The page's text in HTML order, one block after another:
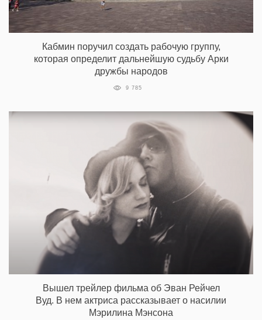
Кабмин поручил создать рабочую группу,
которая определит дальнейшую судьбу Арки
дружбы народов
9 785
Вышел трейлер фильма об Эван Рейчел
Вуд. В нем актриса рассказывает о насилии
Мэрилина Мэнсона